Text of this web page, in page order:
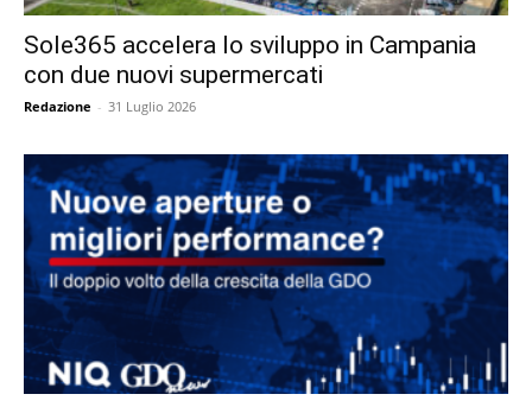
Sole365 accelera lo sviluppo in Campania
con due nuovi supermercati
Redazione - 31 Luglio 2026